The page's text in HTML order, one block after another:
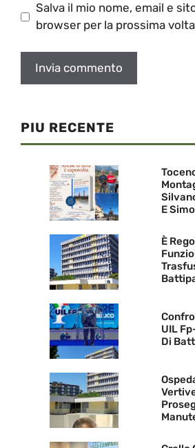
Salva il mio nome, email e
browser per la prossima
PIU RECENTE
E
È
UIL
Di